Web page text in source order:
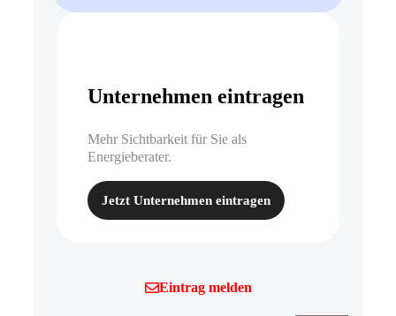
Unternehmen eintragen
Mehr Sichtbarkeit für Sie als
Energieberater.
Jetzt Unternehmen eintragen
Eintrag melden